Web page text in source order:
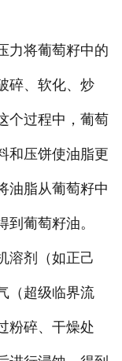
将葡萄籽中的
碎、软化、炒
个过程中，葡萄
和压饼使油脂更
油脂从葡萄籽中
葡萄籽油。
剂（如正己
（超级临界流
粉碎、干燥处